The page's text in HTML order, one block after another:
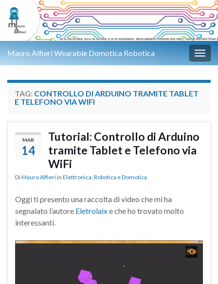
Mauro Alfieri Wearable Domotica Robotica
TAG: CONTROLLO DI ARDUINO TRAMITE TABLET
E TELEFONO VIA WIFI
MAR
14
Tutorial: Controllo di Arduino
tramite Tablet e Telefono via
WiFi
DiMauro Alfieri in Elettronica, Robotica e Domotica
Oggi ti presento una raccolta di video che mi ha
segnalato l’autore Eletrolaixe che ho trovato molto
interessanti.